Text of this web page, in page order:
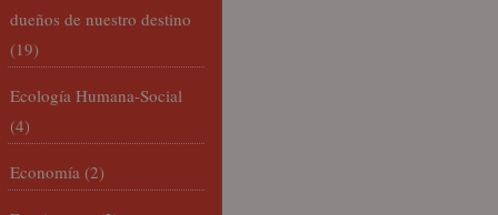
dueños de nuestro destino
(19)
Ecología Humana-Social
(4)
Economía (2)